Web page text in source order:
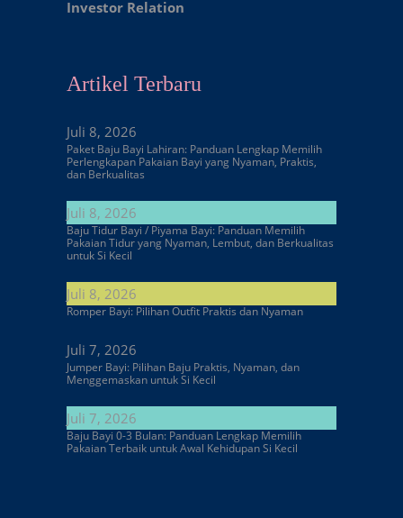
Investor Relation
Artikel Terbaru
Juli 8, 2026
Paket Baju Bayi Lahiran: Panduan Lengkap Memilih
Perlengkapan Pakaian Bayi yang Nyaman, Praktis,
dan Berkualitas
Juli 8, 2026
Baju Tidur Bayi / Piyama Bayi: Panduan Memilih
Pakaian Tidur yang Nyaman, Lembut, dan Berkualitas
untuk Si Kecil
Juli 8, 2026
Romper Bayi: Pilihan Outfit Praktis dan Nyaman
Juli 7, 2026
Jumper Bayi: Pilihan Baju Praktis, Nyaman, dan
Menggemaskan untuk Si Kecil
Juli 7, 2026
Baju Bayi 0-3 Bulan: Panduan Lengkap Memilih
Pakaian Terbaik untuk Awal Kehidupan Si Kecil